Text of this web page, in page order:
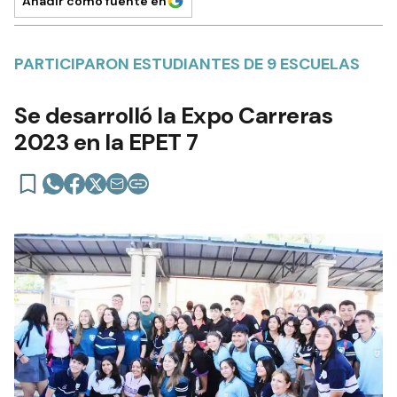
PARTICIPARON ESTUDIANTES DE 9 ESCUELAS
Se desarrolló la Expo Carreras
2023 en la EPET 7